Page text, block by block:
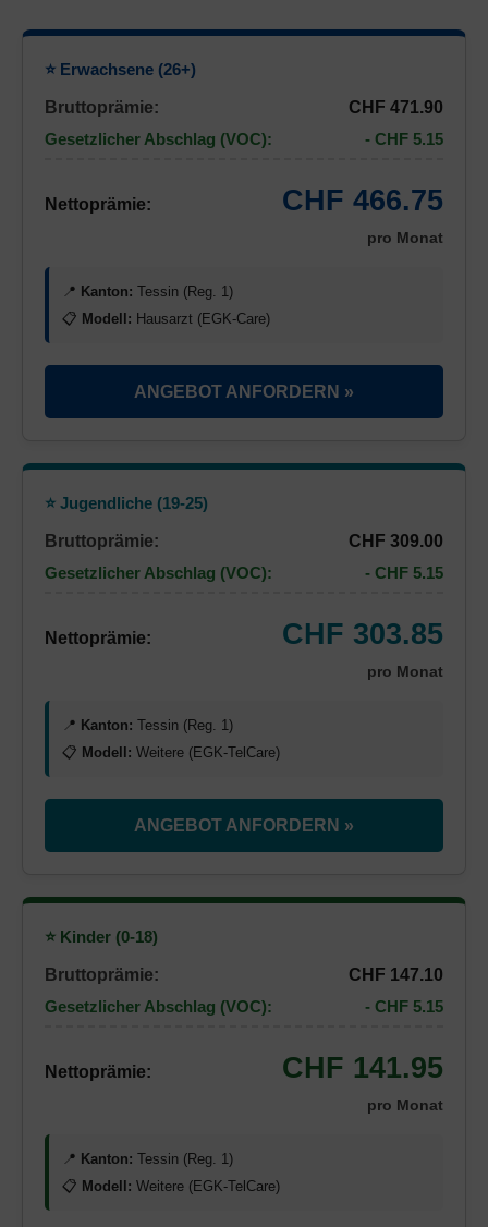
⭐ Erwachsene (26+)
Bruttoprämie:
CHF 471.90
Gesetzlicher Abschlag (VOC):
- CHF 5.15
Nettoprämie: CHF 466.75
pro Monat
📍 Kanton: Tessin (Reg. 1)
📋 Modell: Hausarzt (EGK-Care)
ANGEBOT ANFORDERN »
⭐ Jugendliche (19-25)
Bruttoprämie:
CHF 309.00
Gesetzlicher Abschlag (VOC):
- CHF 5.15
Nettoprämie: CHF 303.85
pro Monat
📍 Kanton: Tessin (Reg. 1)
📋 Modell: Weitere (EGK-TelCare)
ANGEBOT ANFORDERN »
⭐ Kinder (0-18)
Bruttoprämie:
CHF 147.10
Gesetzlicher Abschlag (VOC):
- CHF 5.15
Nettoprämie: CHF 141.95
pro Monat
📍 Kanton: Tessin (Reg. 1)
📋 Modell: Weitere (EGK-TelCare)